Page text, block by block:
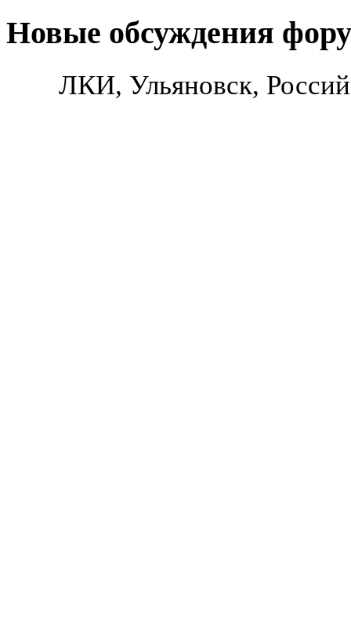
Новые обсуждения
ЛКИ, Ульяновск,